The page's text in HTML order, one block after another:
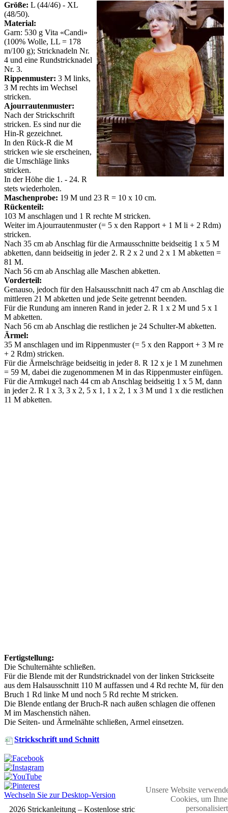
Größe: L (44/46) - XL
(48/50).
Material:
Garn: 530 g Vita «Candi»
(100% Wolle, LL = 178
m/100 g); Stricknadeln Nr.
4 und eine Rundstricknadel
Nr. 3.
Rippenmuster: 3 M links,
3 M rechts im Wechsel
stricken.
Ajourrautenmuster:
Nach der Strickschrift
stricken. Es sind nur die
Hin-R gezeichnet.
In den Rück-R die M
stricken wie sie erscheinen,
die Umschläge links
stricken.
In der Höhe die 1. - 24. R
stets wiederholen.
Maschenprobe: 19 M und 23 R = 10 x 10 cm.
Rückenteil:
103 M anschlagen und 1 R rechte M stricken.
Weiter im Ajourrautenmuster (= 5 x den Rapport + 1 M li + 2 Rdm)
stricken.
Nach 35 cm ab Anschlag für die Armausschnitte beidseitig 1 x 5 M
abketten, dann beidseitig in jeder 2. R 2 x 2 und 2 x 1 M abketten =
81 M.
Nach 56 cm ab Anschlag alle Maschen abketten.
Vorderteil:
Genauso, jedoch für den Halsausschnitt nach 47 cm ab Anschlag die
mittleren 21 M abketten und jede Seite getrennt beenden.
Für die Rundung am inneren Rand in jeder 2. R 1 x 2 M und 5 x 1
M abketten.
Nach 56 cm ab Anschlag die restlichen je 24 Schulter-M abketten.
Ärmel:
35 M anschlagen und im Rippenmuster (= 5 x den Rapport + 3 M re
+ 2 Rdm) stricken.
Für die Ärmelschräge beidseitig in jeder 8. R 12 x je 1 M zunehmen
= 59 M, dabei die zugenommenen M in das Rippenmuster einfügen.
Für die Armkugel nach 44 cm ab Anschlag beidseitig 1 x 5 M, dann
in jeder 2. R 1 x 3, 3 х 2, 5 х 1, 1 x 2, 1 х 3 M und 1 x die restlichen
11 M abketten.
Fertigstellung:
Die Schulternähte schließen.
Für die Blende mit der Rundstricknadel von der linken Strickseite
aus dem Halsausschnitt 110 M auffassen und 4 Rd rechte M, für den
Bruch 1 Rd linke M und noch 5 Rd rechte M stricken.
Die Blende entlang der Bruch-R nach außen schlagen die offenen
M im Maschenstich nähen.
Die Seiten- und Ärmelnähte schließen, Armel einsetzen.
Strickschrift und Schnitt
Wechseln Sie zur Desktop-Version
2026 Strickanleitung – Kostenlose strickmuster
Unsere Website
Cookies, um